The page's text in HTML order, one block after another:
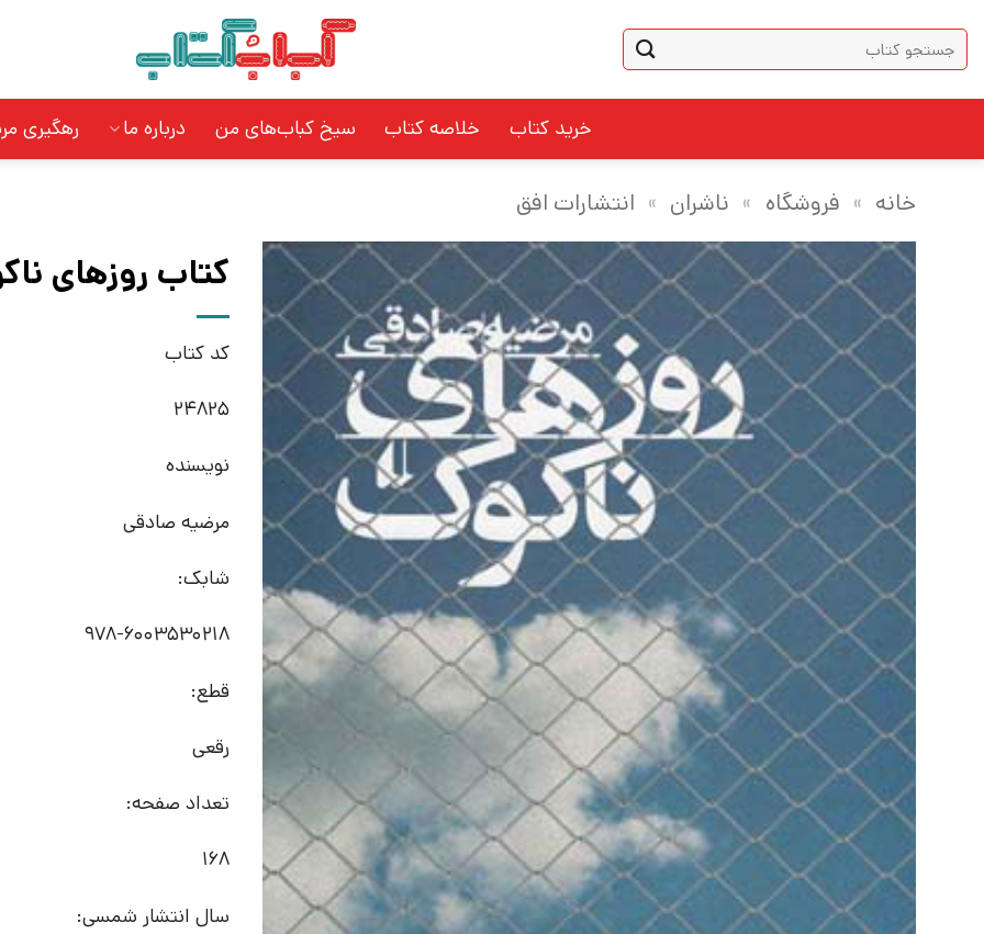
content
جستجو
برای:
خرید کتاب خلاصه کتاب سیخ کباب‌های من درباره ما رهگیری
خانه » فروشگاه » ناشران » انتشارات افق
کتاب روزهای
کد کتاب
24825
نویسنده
مرضیه صادقی
شابک:
978-6003530218
قطع:
رقعی
تعداد صفحه:
168
سال انتشار شمسی: